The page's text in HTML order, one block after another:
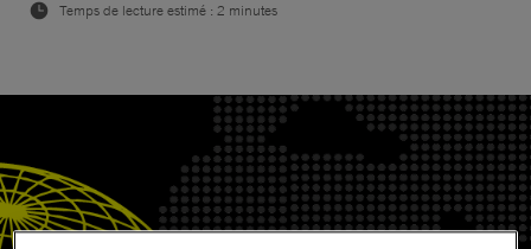
Temps de lecture estimé : 2 minutes